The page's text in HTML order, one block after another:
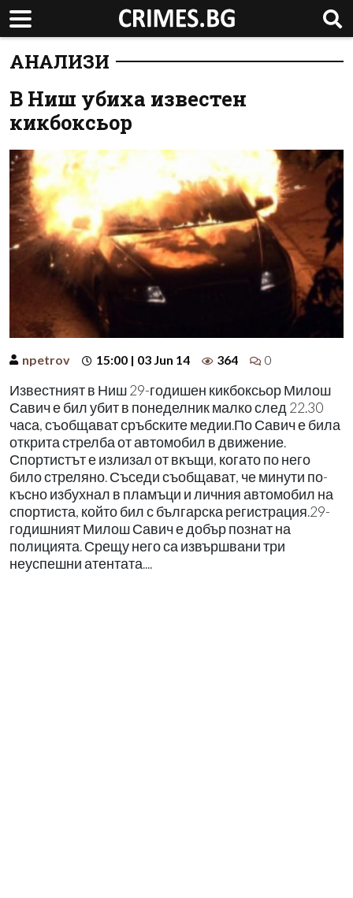
АНАЛИЗИ
В Ниш убиха известен
кикбоксьор
npetrov 15:00 | 03 Jun 14 364 0
Известният в Ниш 29-годишен кикбоксьор Милош
Савич е бил убит в понеделник малко след 22.30
часа, съобщават сръбските медии.По Савич е била
открита стрелба от автомобил в движение.
Спортистът е излизал от вкъщи, когато по него
било стреляно. Съседи съобщават, че минути по-
късно избухнал в пламъци и личния автомобил на
спортиста, който бил с българска регистрация.29-
годишният Милош Савич е добър познат на
полицията. Срещу него са извършвани три
неуспешни атентата....